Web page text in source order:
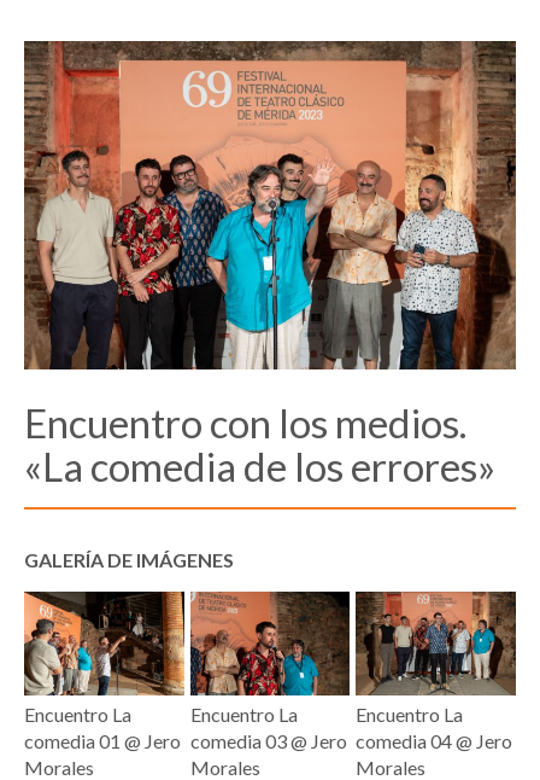
Encuentro con los medios.
«La comedia de los errores»
GALERÍA DE IMÁGENES
Encuentro La
comedia 01 @ Jero
Morales
Encuentro La
comedia 03 @ Jero
Morales
Encuentro La
comedia 04 @ Jero
Morales